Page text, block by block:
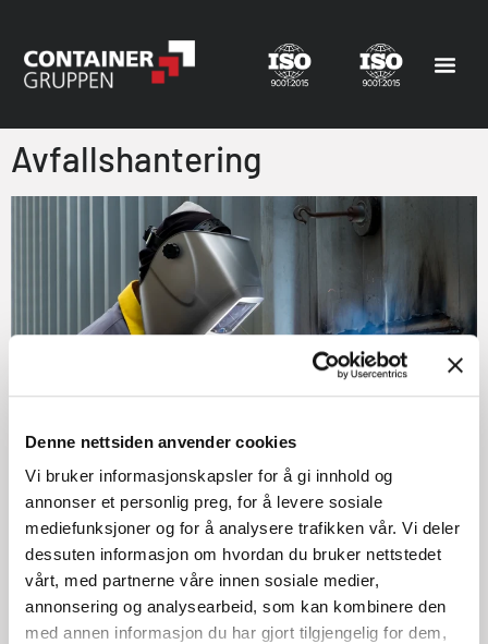
Denne nettsiden anvender cookies
Vi bruker informasjonskapsler for å gi innhold og
annonser et personlig preg, for å levere sosiale
mediefunksjoner og for å analysere trafikken vår. Vi deler
dessuten informasjon om hvordan du bruker nettstedet
vårt, med partnerne våre innen sosiale medier,
annonsering og analysearbeid, som kan kombinere den
med annen informasjon du har gjort tilgjengelig for dem,
Avfallshantering
Behållare som används för avfall är en viktig del av
avfallshanteringssystem runt om i världen. Här är
några fakta om dessa behållare. Storlekar och
kapacitet Avfallsbehållare finns i många olika